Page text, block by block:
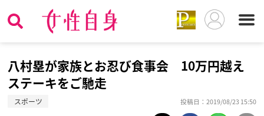
八村塁が家族とお忍び食事会 10万円越え
ステーキをご馳走
スポーツ 投稿日：2019/08/23 15:50